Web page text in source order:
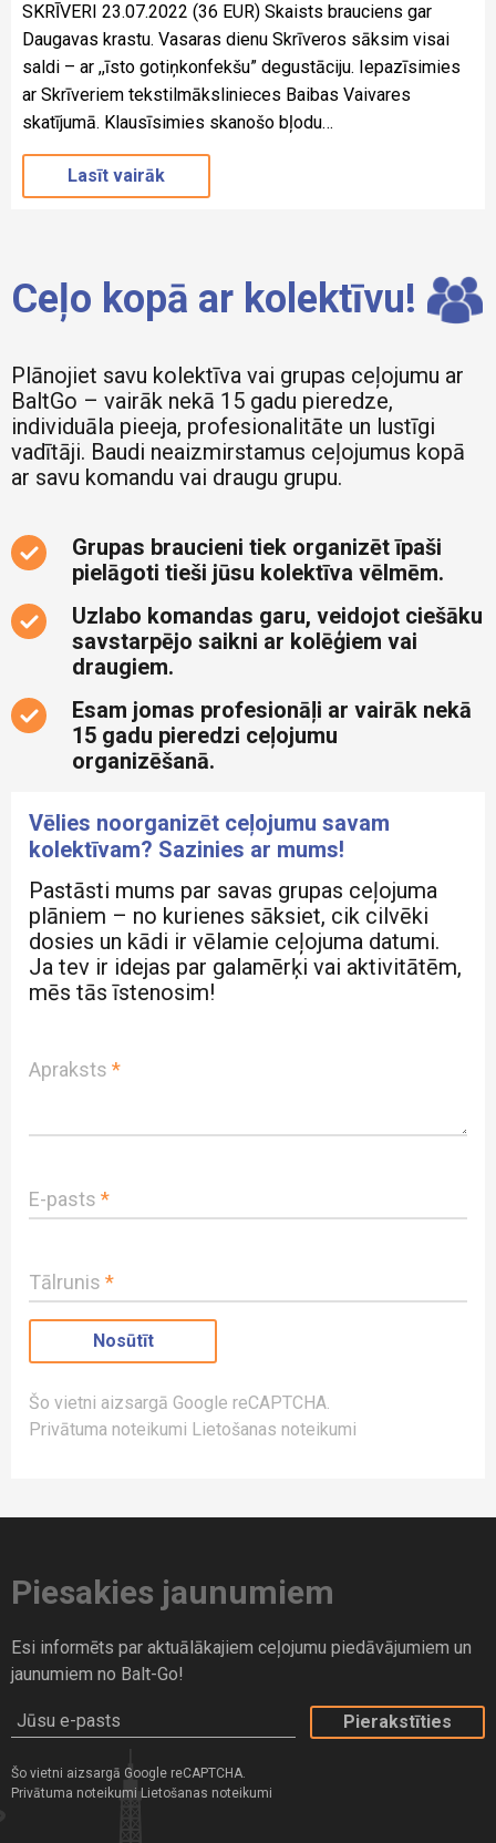
SKRĪVERI 23.07.2022 (36 EUR) Skaists brauciens gar
Daugavas krastu. Vasaras dienu Skrīveros sāksim visai
saldi – ar ,,īsto gotiņkonfekšu” degustāciju. Iepazīsimies
ar Skrīveriem tekstilmākslinieces Baibas Vaivares
skatījumā. Klausīsimies skanošo bļodu…
Lasīt vairāk
Ceļo kopā ar kolektīvu!
Plānojiet savu kolektīva vai grupas ceļojumu ar
BaltGo – vairāk nekā 15 gadu pieredze,
individuāla pieeja, profesionalitāte un lustīgi
vadītāji. Baudi neaizmirstamus ceļojumus kopā
ar savu komandu vai draugu grupu.
Grupas braucieni tiek organizēt īpaši
pielāgoti tieši jūsu kolektīva vēlmēm.
Uzlabo komandas garu, veidojot ciešāku
savstarpējo saikni ar kolēģiem vai
draugiem.
Esam jomas profesionāļi ar vairāk nekā
15 gadu pieredzi ceļojumu
organizēšanā.
Vēlies noorganizēt ceļojumu savam
kolektīvam? Sazinies ar mums!
Pastāsti mums par savas grupas ceļojuma
plāniem – no kurienes sāksiet, cik cilvēki
dosies un kādi ir vēlamie ceļojuma datumi.
Ja tev ir idejas par galamērķi vai aktivitātēm,
mēs tās īstenosim!
Apraksts *
E-pasts *
Tālrunis *
Šo vietni aizsargā Google reCAPTCHA.
Privātuma noteikumi Lietošanas noteikumi
Piesakies jaunumiem
Esi informēts par aktuālākajiem ceļojumu piedāvājumiem un
jaunumiem no Balt-Go!
Jūsu e-pasts
Šo vietni aizsargā Google reCAPTCHA.
Privātuma noteikumi Lietošanas noteikumi